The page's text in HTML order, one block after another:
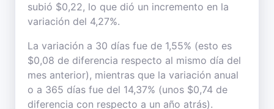
subió $0,22, lo que dió un incremento en la
variación del 4,27%.
La variación a 30 días fue de 1,55% (esto es
$0,08 de diferencia respecto al mismo día del
mes anterior), mientras que la variación anual
o a 365 días fue del 14,37% (unos $0,74 de
diferencia con respecto a un año atrás).